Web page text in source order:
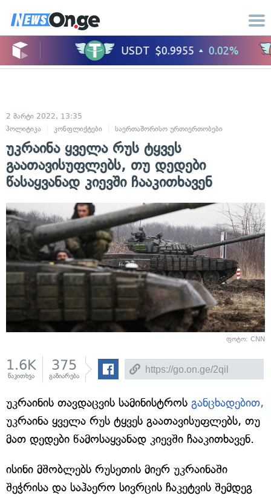
2 მარტი 2022, 13:35
პოლიტიკა
კონფლიქტები საერთაშორისო ურთიერთობები
უკრაინა ყველა რუს ტყვეს
გაათავისუფლებს, თუ დედები
წასაყვანად კიევში ჩააკითხავენ
ფოტო: CNN
1.6K
წაკითხვა
375
გაზიარება
უკრაინის თავდაცვის სამინისტროს განცხადებით,
უკრაინა ყველა რუს ტყვეს გაათავისუფლებს, თუ
მათ დედები წამოსაყვანად კიევში ჩააკითხავენ.
ისინი მშობლებს რუსეთის მიერ უკრაინაში
შეჭრისა და საჰაერო სივრცის ჩაკეტვის შემდეგ